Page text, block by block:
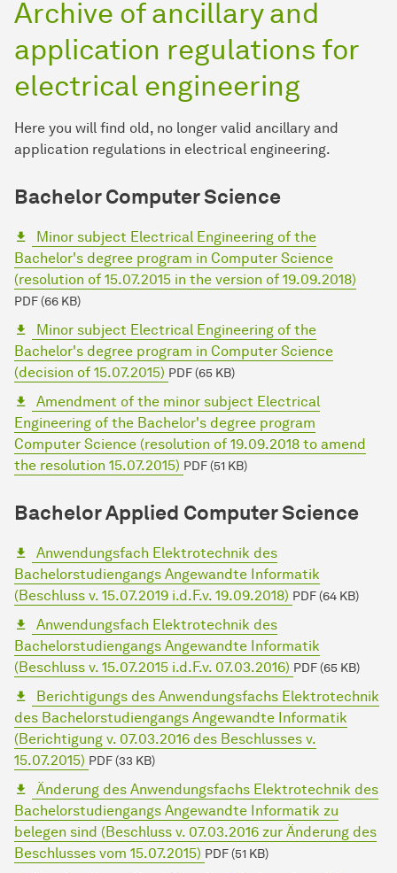
Archive of ancillary and
application regulations for
electrical engineering
Here you will find old, no longer valid ancillary and
application regulations in electrical engineering.
Bachelor Computer Science
Minor subject Electrical Engineering of the
Bachelor's degree program in Computer Science
(resolution of 15.07.2015 in the version of 19.09.2018)
PDF (66 KB)
Minor subject Electrical Engineering of the
Bachelor's degree program in Computer Science
(decision of 15.07.2015) PDF (65 KB)
Amendment of the minor subject Electrical
Engineering of the Bachelor's degree program
Computer Science (resolution of 19.09.2018 to amend
the resolution 15.07.2015) PDF (51 KB)
Bachelor Applied Computer Science
Anwendungsfach Elektrotechnik des
Bachelorstudiengangs Angewandte Informatik
(Beschluss v. 15.07.2019 i.d.F.v. 19.09.2018) PDF (64 KB)
Anwendungsfach Elektrotechnik des
Bachelorstudiengangs Angewandte Informatik
(Beschluss v. 15.07.2015 i.d.F.v. 07.03.2016) PDF (65 KB)
Berichtigungs des Anwendungsfachs Elektrotechnik
des Bachelorstudiengangs Angewandte Informatik
(Berichtigung v. 07.03.2016 des Beschlusses v.
15.07.2015) PDF (33 KB)
Änderung des Anwendungsfachs Elektrotechnik des
Bachelorstudiengangs Angewandte Informatik zu
belegen sind (Beschluss v. 07.03.2016 zur Änderung des
Beschlusses vom 15.07.2015) PDF (51 KB)